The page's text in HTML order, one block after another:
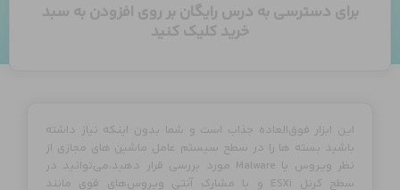
برای دسترسی به درس رایگان بر روی افزودن به سبد
خرید کلیک کنید
این ابزار فوق‌العاده جذاب است و شما بدون اینکه نیاز داشته
باشید بسته‌ ها را در سطح سیستم عامل ماشین‌ های مجازی از
نظر ویروس یا Malware مورد بررسی قرار دهید،می‌توانید در
سطح کرنل ESXi و با مشارک آنتی ویروس‌های قوی مانند